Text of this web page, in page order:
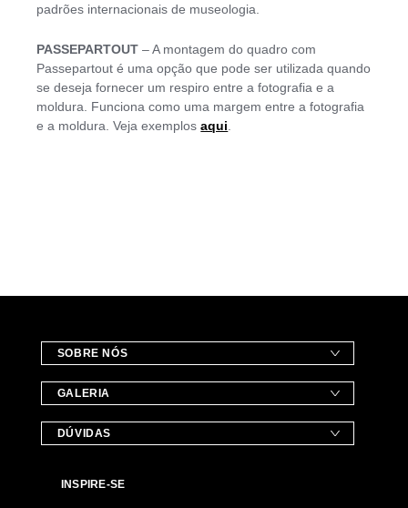
padrões internacionais de museologia.
PASSEPARTOUT – A montagem do quadro com
Passepartout é uma opção que pode ser utilizada quando
se deseja fornecer um respiro entre a fotografia e a
moldura. Funciona como uma margem entre a fotografia
e a moldura. Veja exemplosaqui
SOBRE NÓS
GALERIA
DÚVIDAS
INSPIRE-SE